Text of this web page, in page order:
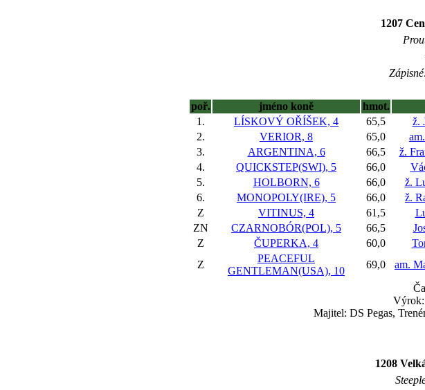
1207
poř.
jméno koně hmot.
1.
LÍSKOVÝ OŘÍŠEK, 4 65,5 ž.
2.
VERIOR, 8 65,0
3.
ARGENTINA, 6 66,5 ž.
4.
QUICKSTEP(SWI), 5 66,0
5.
HOLBORN, 6 66,0 ž.
6.
MONOPOLY(IRE), 5 66,0 ž.
Z
VITINUS, 4 61,5
ZN
CZARNOBÓR(POL), 5 66,5
Z
ČUPERKA, 4 60,0
Z
PEACEFUL
GENTLEMAN(USA), 10
69,0 am.
Výrok:
Majitel: DS Pegas,
1208